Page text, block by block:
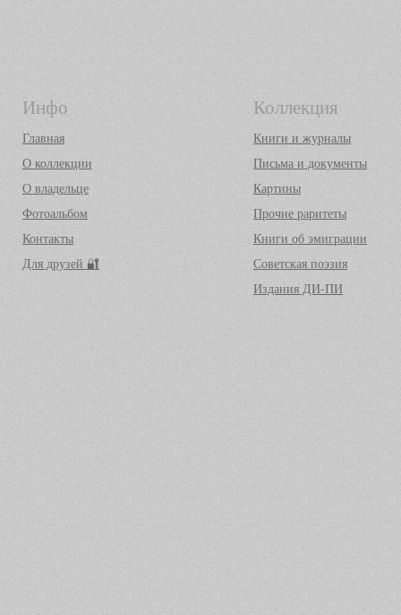
Инфо
Главная
О коллекции
О владельце
Фотоальбом
Контакты
Для друзей 🔐
Коллекция
Книги и журналы
Письма и документы
Картины
Прочие раритеты
Книги об эмиграции
Советская поэзия
Издания ДИ-ПИ